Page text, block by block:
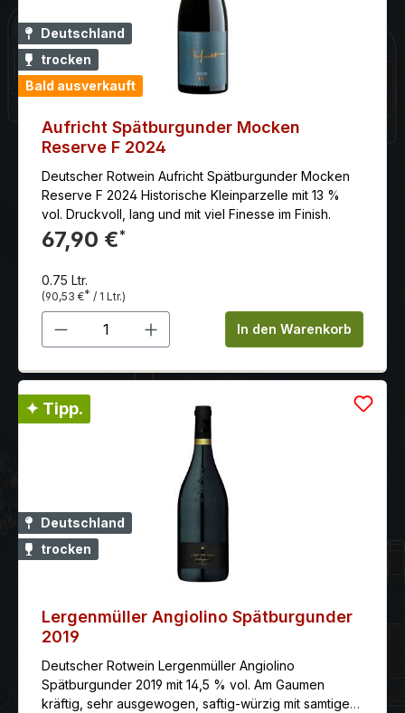
Deutschland
trocken
Bald ausverkauft
Aufricht Spätburgunder Mocken
Reserve F 2024
Deutscher Rotwein Aufricht Spätburgunder Mocken
Reserve F 2024 Historische Kleinparzelle mit 13 %
vol. Druckvoll, lang und mit viel Finesse im Finish.
67,90 €*
0.75 Ltr.
(90,53 €* / 1 Ltr.)
Produkt Anzahl: Gib denIn den Warenkorb
✦ Tipp.
Deutschland
trocken
Lergenmüller Angiolino Spätburgunder
2019
Deutscher Rotwein Lergenmüller Angiolino
Spätburgunder 2019 mit 14,5 % vol. Am Gaumen
kräftig, sehr ausgewogen, saftig-würzig mit samtiger